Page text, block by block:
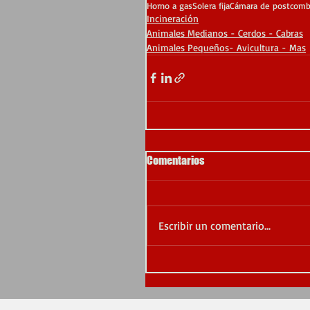
Horno a gasSolera fijaCámara de
Incineración
Animales Medianos - Cerdos - Cabras
Animales Pequeños- Avicultura - Mas
Comentarios
Escribir un comentario...